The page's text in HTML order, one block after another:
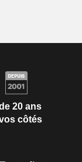
20 ans
côtés